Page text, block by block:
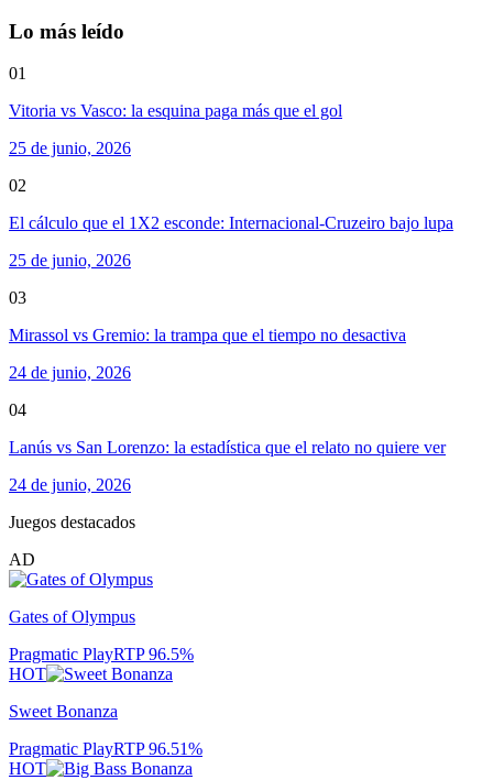
Lo más leído
01
Vitoria vs Vasco: la esquina paga más que el gol
25 de junio, 2026
02
El cálculo que el 1X2 esconde: Internacional-Cruzeiro bajo lupa
25 de junio, 2026
03
Mirassol vs Gremio: la trampa que el tiempo no desactiva
24 de junio, 2026
04
Lanús vs San Lorenzo: la estadística que el relato no quiere ver
24 de junio, 2026
Juegos destacados
AD
Gates of Olympus
Pragmatic PlayRTP96.5%
HOT
Sweet Bonanza
Pragmatic PlayRTP96.51%
HOT